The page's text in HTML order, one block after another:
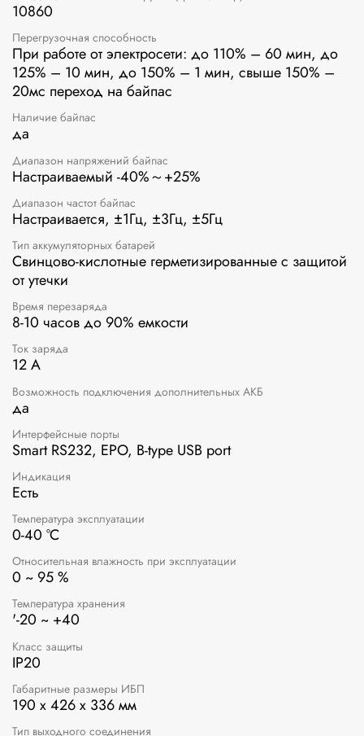
10860
Перегрузочная способность
При работе от электросети: до 110% – 60 мин, до
125% – 10 мин, до 150% – 1 мин, свыше 150% –
20мс переход на байпас
Наличие байпас
да
Диапазон напряжений байпас
Настраиваемый -40%～+25%
Диапазон частот байпас
Настраивается, ±1Гц, ±3Гц, ±5Гц
Тип аккумуляторных батарей
Свинцово-кислотные герметизированные с защитой
от утечки
Время перезаряда
8-10 часов до 90% емкости
Ток заряда
12 А
Возможность подключения дополнительных АКБ
да
Интерфейсные порты
Smart RS232, EPO, B-type USB port
Индикация
Есть
Температура эксплуатации
0-40 °C
Относительная влажность при эксплуатации
0 ~ 95 %
Температура хранения
'-20 ~ +40
Класс защиты
IP20
Габаритные размеры ИБП
190 x 426 x 336 мм
Тип выходного соединения